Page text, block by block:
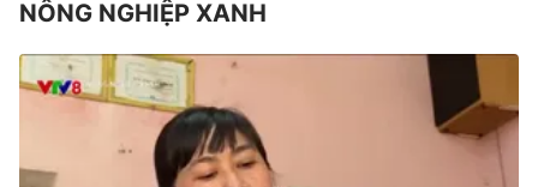
NÔNG NGHIỆP XANH